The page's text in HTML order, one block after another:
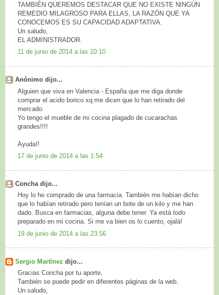
TAMBIÉN QUEREMOS DESTACAR QUE NO EXISTE NINGÚN
REMEDIO MILAGROSO PARA ELLAS, LA RAZÓN QUE YA
CONOCEMOS ES SU CAPACIDAD ADAPTATIVA.
Un saludo,
EL ADMINISTRADOR.
11 de junio de 2014 a las 10:10
Anónimo dijo...
Alguien que viva en Valencia - España que me diga donde
comprar el acido borico xq me dicen que lo han retirado del
mercado.
Yo tengo el mueble de mi cocina plagado de cucarachas
grandes!!!!
Ayuda!!
17 de junio de 2014 a las 1:54
Concha dijo...
Hoy lo he comprado de una farmacia. También me habían dicho
que lo habían retirado pero tenían un bote de un kilo y me han
dado. Busca en farmacias, alguna debe tener. Ya está todo
preparado en mi cocina. Si me va bien os lo cuento, ojalá!
19 de junio de 2014 a las 23:56
Sergio Martínez dijo...
Gracias Concha por tu aporte,
También se puede pedir en diferentes páginas de la web.
Un saludo,